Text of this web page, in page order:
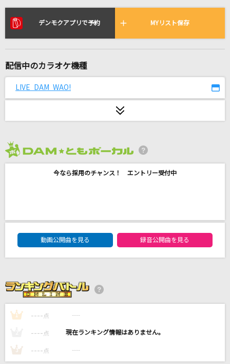
リアルタイムで歌われている曲の一覧
Jazz with Fizz
melt bitter
[生音]初恋
ポルノグラフィティ
[生音]傷だらけを抱きしめて
夜に駆ける
デンモクアプリで予約 MYリスト保存
配信中のカラオケ機種
LIVE DAM WAO!
今なら採用のチャンス！ エントリー受付中
DAM★ともボーカルエントリーランキング
動画公開曲を見る
録音公開曲を見る
1 ---- 点 ----
---- 点 ----
3 ---- 点 ----